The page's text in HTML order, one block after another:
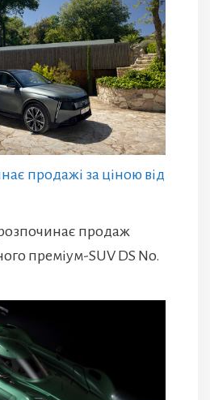
продажі за ціною від
продаж
преміум-SUV DS No.